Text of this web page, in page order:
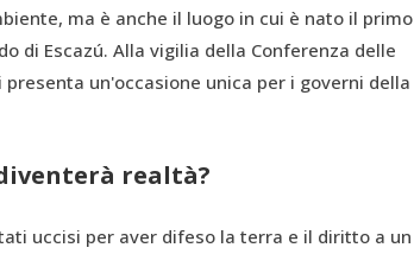
ma è anche il luogo in cui è nato il primo
di Escazú. Alla vigilia della Conferenza delle
un'occasione unica per i governi della
realtà?
uccisi per aver difeso la terra e il diritto a un